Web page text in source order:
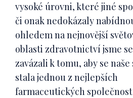
vysoké úrovni, které jiné
či onak nedokázaly
ohledem na nejnovější
oblasti zdravotnictví jsme
zavázali k tomu, aby se
stala jednou z nejlepších
farmaceutických